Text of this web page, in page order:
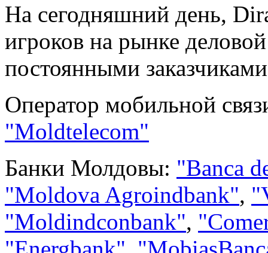
На сегодняшний день,
игроков на рынке
постоянными
Оператор мобильной
"Moldtelecom"
Банки Молдовы: "Banca
"Moldova Agroindbank",
"Moldindconbank",